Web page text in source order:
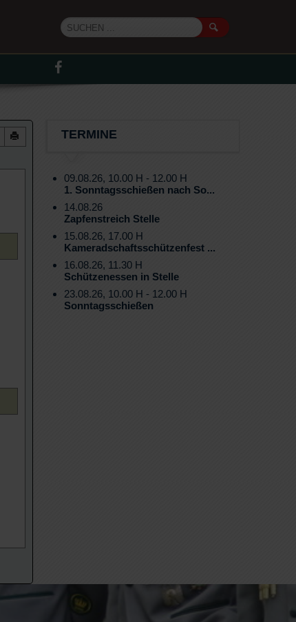
TERMINE
09.08.26, 10.00 H - 12.00 H
1. Sonntagsschießen nach So...
14.08.26
Zapfenstreich Stelle
15.08.26, 17.00 H
Kameradschaftsschützenfest ...
16.08.26, 11.30 H
Schützenessen in Stelle
23.08.26, 10.00 H - 12.00 H
Sonntagsschießen